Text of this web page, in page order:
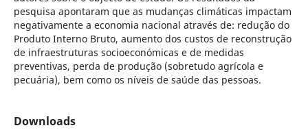
pesquisa apontaram que as mudanças climáticas impactam
negativamente a economia nacional através de: redução do
Produto Interno Bruto, aumento dos custos de reconstrução
de infraestruturas socioeconómicas e de medidas
preventivas, perda de produção (sobretudo agrícola e
pecuária), bem como os níveis de saúde das pessoas.
Downloads